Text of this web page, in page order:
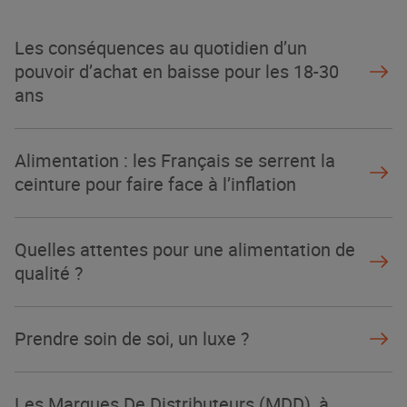
NOTRE MODÈLE
Les conséquences au quotidien d’un
pouvoir d’achat en baisse pour les 18-30
ans
Alimentation : les Français se serrent la
ceinture pour faire face à l’inflation
Quelles attentes pour une alimentation de
qualité ?
Prendre soin de soi, un luxe ?